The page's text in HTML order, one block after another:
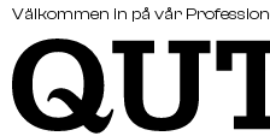
Välkommen in på vår